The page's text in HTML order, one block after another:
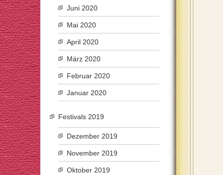
Juni 2020
Mai 2020
April 2020
März 2020
Februar 2020
Januar 2020
Festivals 2019
Dezember 2019
November 2019
Oktober 2019